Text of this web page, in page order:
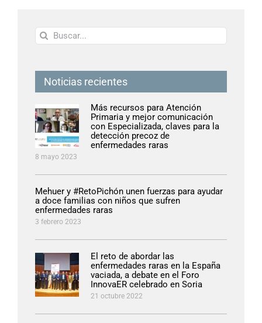
Buscar:
Noticias recientes
Más recursos para Atención
Primaria y mejor comunicación
con Especializada, claves para la
detección precoz de
enfermedades raras
8 mayo 2023
Mehuer y #RetoPichón unen fuerzas para ayudar
a doce familias con niños que sufren
enfermedades raras
3 febrero 2023
El reto de abordar las
enfermedades raras en la España
vaciada, a debate en el Foro
InnovaER celebrado en Soria
21 octubre 2022